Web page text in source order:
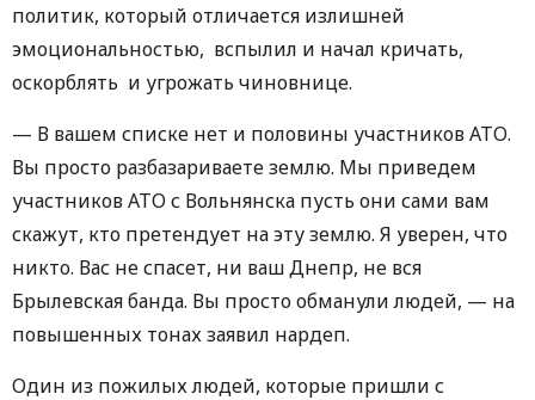
политик, который отличается излишней
эмоциональностью, вспылил и начал кричать,
оскорблять и угрожать чиновнице.
— В вашем списке нет и половины участников АТО.
Вы просто разбазариваете землю. Мы приведем
участников АТО с Вольнянска пусть они сами вам
скажут, кто претендует на эту землю. Я уверен, что
никто. Вас не спасет, ни ваш Днепр, не вся
Брылевская банда. Вы просто обманули людей, — на
повышенных тонах заявил нардеп.
Один из пожилых людей, которые пришли с